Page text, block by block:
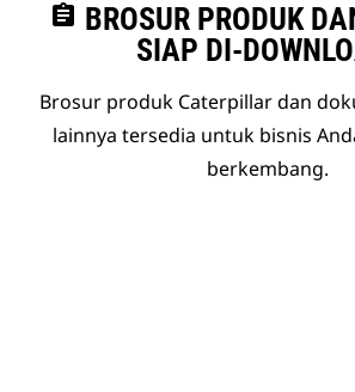
assignment BROSUR PRODUK
SIAP DI-
Brosur produk Caterpillar dan
lainnya tersedia untuk bisnis
berkembang.